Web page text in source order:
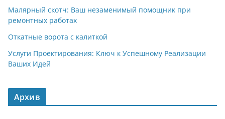
Малярный скотч: Ваш незаменимый помощник при
ремонтных работах
Откатные ворота с калиткой
Услуги Проектирования: Ключ к Успешному Реализации
Ваших Идей
Архив